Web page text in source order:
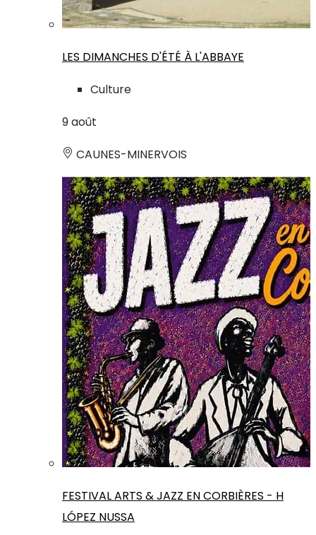
LES DIMANCHES D'ÉTÉ À L'ABBAYE
Culture
9août
CAUNES-MINERVOIS
FESTIVAL ARTS & JAZZ EN CORBIÈRES - H
LÓPEZ NUSSA